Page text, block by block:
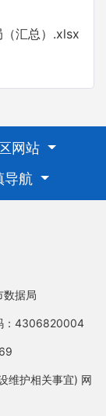
汇总）.xlsx
网站
导航
数据局
：4306820004
维护相关事宜) 网